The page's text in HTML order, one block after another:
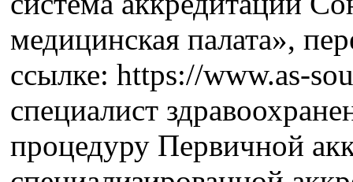
медицинская палата»,
ссылке: https://www.as-
специалист
процедуру Первичной